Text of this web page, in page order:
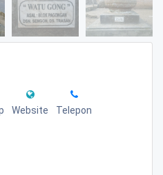
Website Telepon